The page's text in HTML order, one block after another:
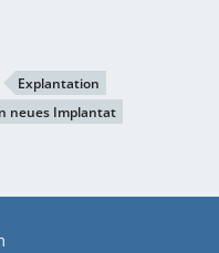
Explantation
neues Implantat